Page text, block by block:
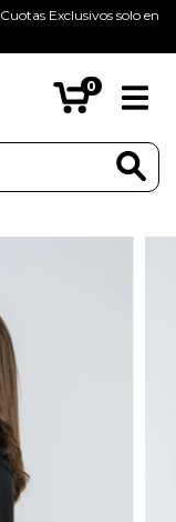
Exclusivos solo en
0